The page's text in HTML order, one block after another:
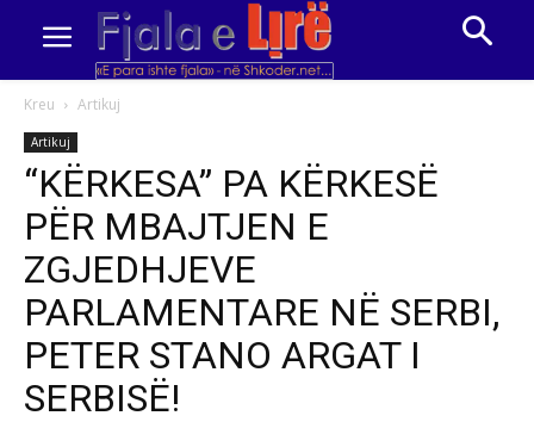
Kreu Artikuj
Artikuj
“KËRKESA” PA KËRKESË
PËR MBAJTJEN E
ZGJEDHJEVE
PARLAMENTARE NË SERBI,
PETER STANO ARGAT I
SERBISË!